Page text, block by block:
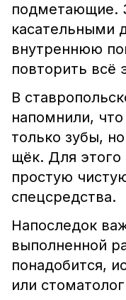
подметающие.
касательными
внутреннюю
повторить всё
В
напомнили,
только зубы,
щёк. Для этого
простую
спецсредства.
Напоследок
выполненной
понадобится,
или